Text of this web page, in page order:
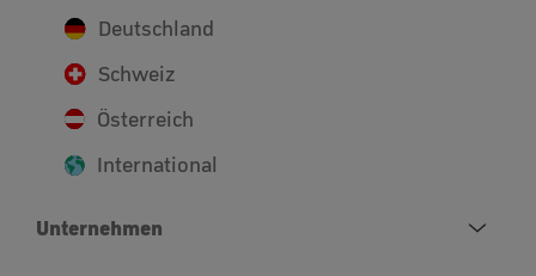
Deutschland
Schweiz
Österreich
International
Unternehmen